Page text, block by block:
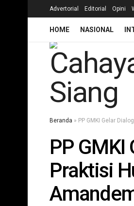
Advertorial Editorial Opini
HOME NASIONAL
Beranda » ‎PP GMKI Gelar
‎PP GMKI
Praktisi